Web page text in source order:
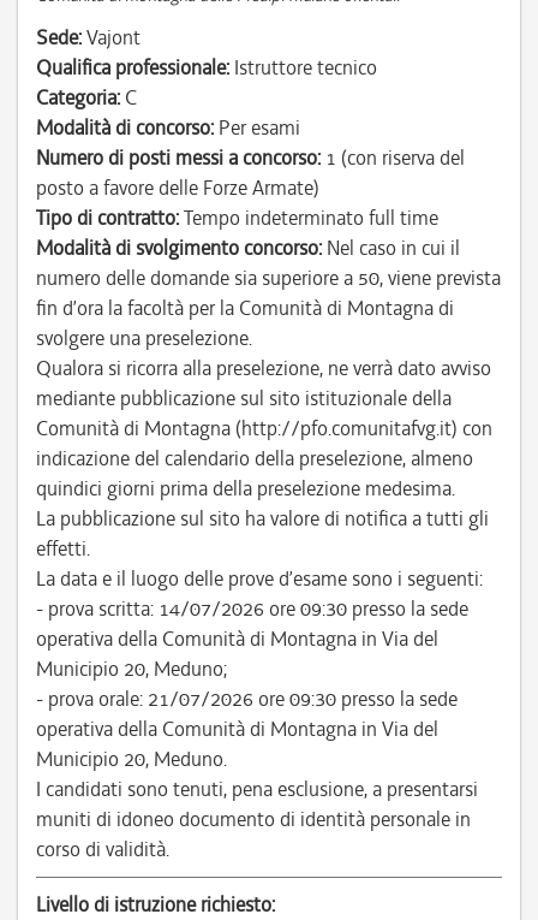
Sede:Vajont
Qualifica professionale: Istruttore tecnico
Categoria: C
Modalità di concorso: Per esami
Numero di posti messi a concorso: 1 (con riserva del
posto a favore delle Forze Armate)
Tipo di contratto:Tempo indeterminato full time
Modalità di svolgimento concorso: Nel caso in cui il
numero delle domande sia superiore a 50, viene prevista
fin d’ora la facoltà per la Comunità di Montagna di
svolgere una preselezione.
Qualora si ricorra alla preselezione, ne verrà dato avviso
mediante pubblicazione sul sito istituzionale della
Comunità di Montagna (http://pfo.comunitafvg.it) con
indicazione del calendario della preselezione, almeno
quindici giorni prima della preselezione medesima.
La pubblicazione sul sito ha valore di notifica a tutti gli
effetti.
La data e il luogo delle prove d’esame sono i seguenti:
- prova scritta: 14/07/2026 ore 09:30 presso la sede
operativa della Comunità di Montagna in Via del
Municipio 20, Meduno;
- prova orale: 21/07/2026 ore 09:30 presso la sede
operativa della Comunità di Montagna in Via del
Municipio 20, Meduno.
I candidati sono tenuti, pena esclusione, a presentarsi
muniti di idoneo documento di identità personale in
corso di validità.
Livello di istruzione richiesto: